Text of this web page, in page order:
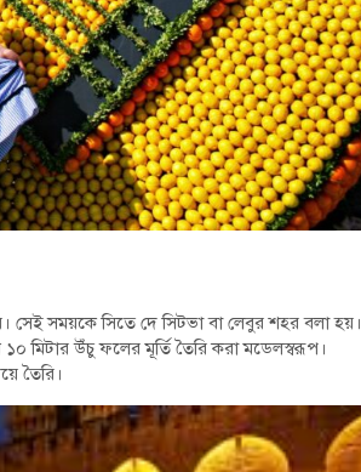
সেই সময়কে সিতে দে সিটভা বা লেবুর শহর বলা হয়।
মিটার উঁচু ফলের মূর্তি তৈরি করা মডেলস্বরূপ।
তৈরি।